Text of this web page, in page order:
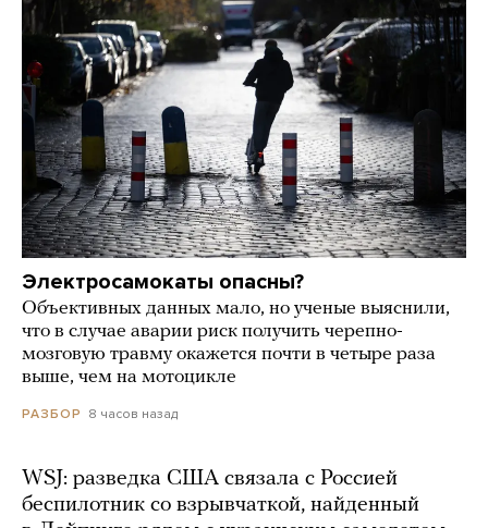
Электросамокаты опасны?
Объективных данных мало, но ученые выяснили,
что в случае аварии риск получить черепно-
мозговую травму окажется почти в четыре раза
выше, чем на мотоцикле
РАЗБОР 8 часов назад
WSJ: разведка США связала с Россией
беспилотник со взрывчаткой, найденный